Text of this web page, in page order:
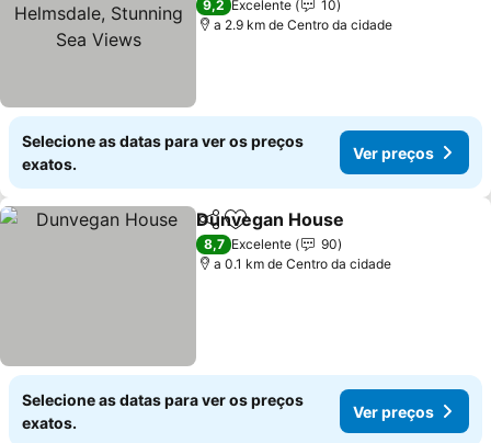
Stunning Sea Views
9,2 Excelente
10
a 2.9 km de Centro da cidade
Selecione as datas para ver os preços
exatos.
Ver preços
PartilharAdicionar aos favoritos
Dunvegan House
8,7 Excelente
90
a 0.1 km de Centro da cidade
Selecione as datas para ver os preços
exatos.
Ver preços